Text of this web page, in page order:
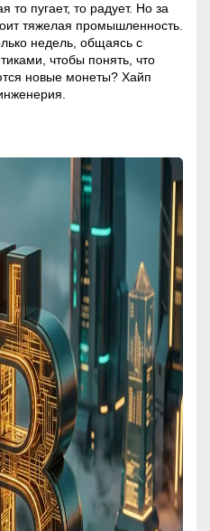
то пугает, то радует. Но за
тяжелая промышленность.
недель, общаясь с
чтобы понять, что
новые монеты? Хайп